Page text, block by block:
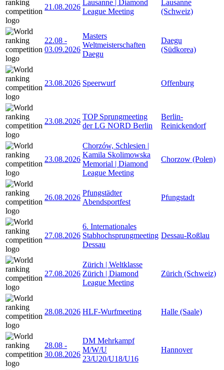
21.08.2026
Lausanne | Diamond
League Meeting
Lausanne
(Schweiz)
22.08 -
03.09.2026
Masters
Weltmeisterschaften
Daegu
Daegu
(Südkorea)
23.08.2026 Speerwurf Offenburg
23.08.2026
TOP Sprungmeeting
der LG NORD Berlin
Berlin-
Reinickendorf
23.08.2026
Chorzów, Schlesien |
Kamila Skolimowska
Memorial | Diamond
League Meeting
Chorzow (Polen)
26.08.2026
Pfungstädter
Abendsportfest
Pfungstadt
27.08.2026
6. Internationales
Stabhochsprungmeeting
Dessau
Dessau-Roßlau
27.08.2026
Zürich | Weltklasse
Zürich | Diamond
League Meeting
Zürich (Schweiz)
28.08.2026 HLF-Wurfmeeting Halle (Saale)
28.08 -
30.08.2026
DM Mehrkampf
M/W/U
23/U20/U18/U16
Hannover